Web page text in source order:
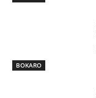
BOKARO